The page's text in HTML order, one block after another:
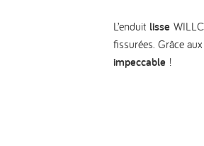
L’enduit lisse
fissurées. Grâce
impeccable !